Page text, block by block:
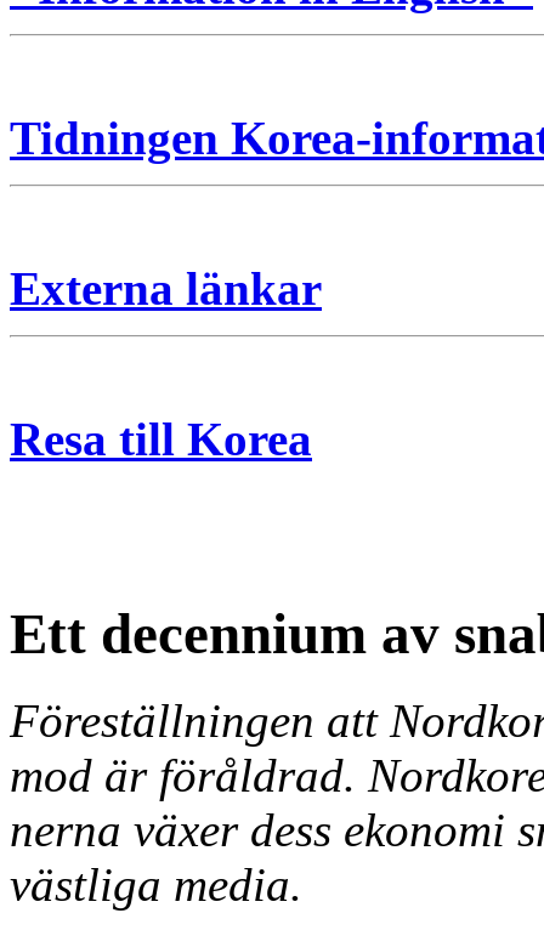
Tidningen Korea-
Externa länkar
Resa till Korea
Ett decennium av
Föreställningen att
mod är föråldrad.
nerna växer dess
västliga media.